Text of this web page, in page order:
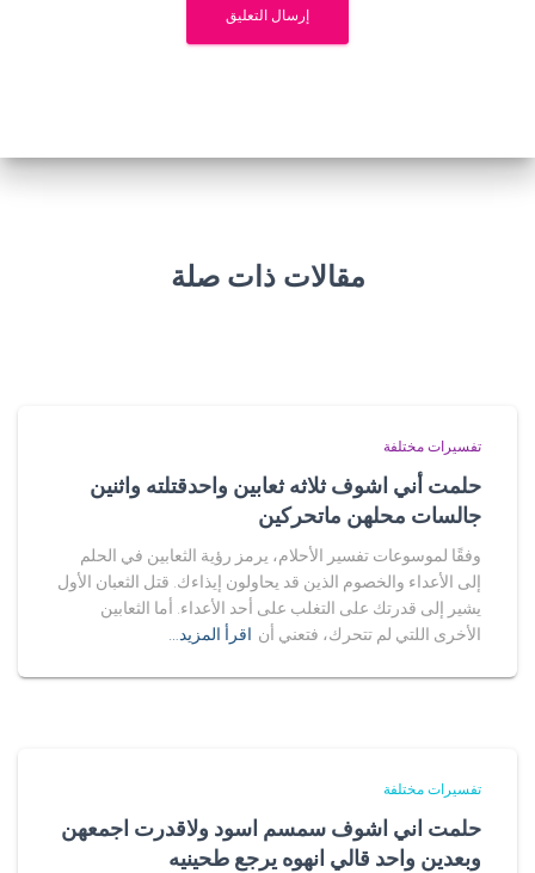
مقالات ذات صلة
تفسيرات مختلفة
حلمت أني اشوف ثلاثه ثعابين واحدقتلته واثنين
جالسات محلهن ماتحركين
وفقًا لموسوعات تفسير الأحلام، يرمز رؤية الثعابين في الحلم
إلى الأعداء والخصوم الذين قد يحاولون إيذاءك. قتل الثعبان الأول
يشير إلى قدرتك على التغلب على أحد الأعداء. أما الثعابين
الأخرى اللتي لم تتحرك، فتعني أن اقرأ المزيد…
تفسيرات مختلفة
حلمت اني اشوف سمسم اسود ولاقدرت اجمعهن
وبعدين واحد قالي انهوه يرجع طحينيه